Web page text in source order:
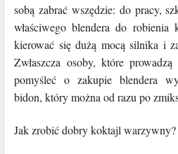
sobą zabrać wszędzie: do pracy,
właściwego blendera do
kierować się dużą mocą silnika i
Zwłaszcza osoby, które
pomyśleć o zakupie blendera
bidon, który można od razu po
Jak zrobić dobry koktajl warzywny?